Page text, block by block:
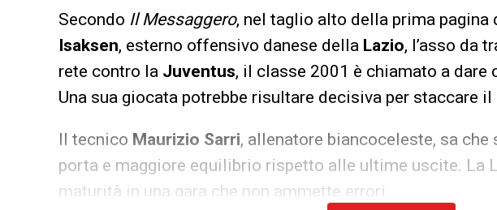
Secondo Il Messaggero, nel taglio alto della prima pagina
Isaksen, esterno offensivo danese della Lazio, l’asso da
rete contro la Juventus, il classe 2001 è chiamato a
Una sua giocata potrebbe risultare decisiva per staccare
Il tecnico Maurizio Sarri, allenatore biancoceleste, sa
porta e maggiore equilibrio rispetto alle ultime uscite. La
maturità in una gara che non ammette errori.